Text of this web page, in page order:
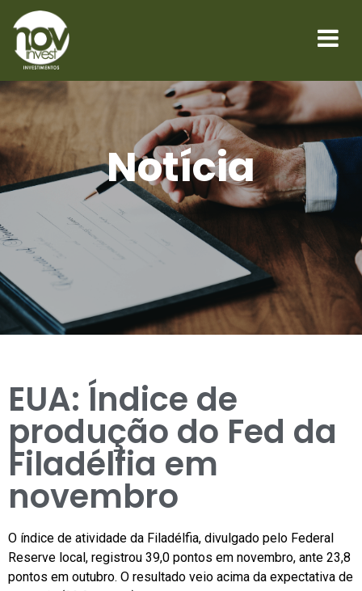
Notícia
EUA: Índice de
produção do Fed da
Filadélfia em
novembro
O índice de atividade da Filadélfia, divulgado pelo Federal
Reserve local, registrou 39,0 pontos em novembro, ante 23,8
pontos em outubro. O resultado veio acima da expectativa de